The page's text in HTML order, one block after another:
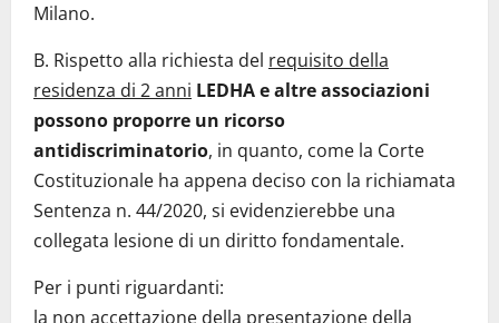
Milano.
B. Rispetto alla richiesta del requisito della
residenza di 2 anni LEDHA e altre associazioni
possono proporre un ricorso
antidiscriminatorio, in quanto, come la Corte
Costituzionale ha appena deciso con la richiamata
Sentenza n. 44/2020, si evidenzierebbe una
collegata lesione di un diritto fondamentale.
Per i punti riguardanti:
la non accettazione della presentazione della